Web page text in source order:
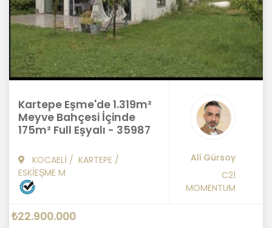
Kartepe Eşme'de 1.319m²
Meyve Bahçesi İçinde
175m² Full Eşyalı - 35987
KOCAELİ / KARTEPE /
ESKİEŞME M
Ali Gürsoy
C21
MOMENTUM
₺22.900.000